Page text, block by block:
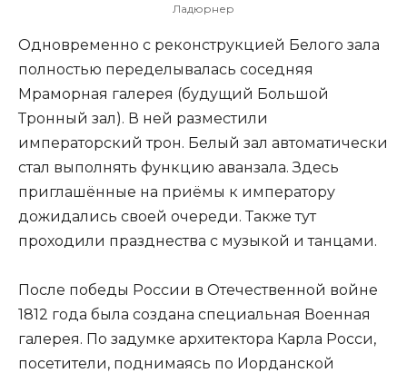
Ладюрнер
Одновременно с реконструкцией Белого зала
полностью переделывалась соседняя
Мраморная галерея (будущий Большой
Тронный зал). В ней разместили
императорский трон. Белый зал автоматически
стал выполнять функцию аванзала. Здесь
приглашённые на приёмы к императору
дожидались своей очереди. Также тут
проходили празднества с музыкой и танцами.
После победы России в Отечественной войне
1812 года была создана специальная Военная
галерея. По задумке архитектора Карла Росси,
посетители, поднимаясь по Иорданской